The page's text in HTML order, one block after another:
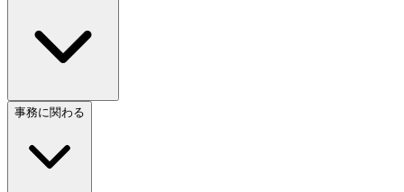
事務に関わる